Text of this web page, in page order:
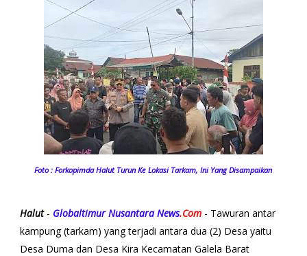
Foto : Forkopimda Halut Turun Ke Lokasi Tarkam, Ini Yang Disampaikan
Halut- Globaltimur Nusantara News.Com- Tawuran antar
kampung (tarkam) yang terjadi antara dua (2) Desa yaitu
Desa Duma dan Desa Kira Kecamatan Galela Barat